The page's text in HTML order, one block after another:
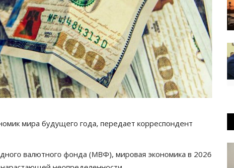
мира будущего года, передает корреспондент
валютного фонда (МВФ), мировая экономика в 2026